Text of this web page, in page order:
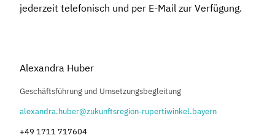
jederzeit telefonisch und per E-Mail zur Verfügung.
Alexandra Huber
Geschäftsführung und Umsetzungsbegleitung
alexandra.huber@zukunftsregion-rupertiwinkel.bayern
+49 1711 717604